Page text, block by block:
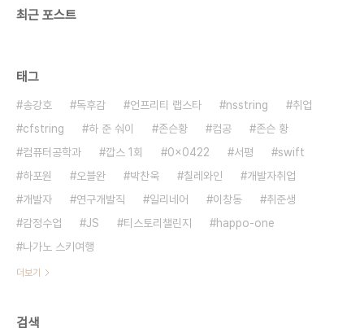
최근 포스트
태그
송강호 독후감 언프리티 랩스타 nsstring
취업
cfstring
하 준 숴이 존슨황 컴공
존슨 황
컴퓨터공학과
깝스 1회 0x0422 서평
swift
하포원
오블완 박찬욱 칠레와인
개발자취업
개발자
연구개발직 일리네어 이창동
취준생
감정수업
JS 티스토리챌린지
happo-one
나가노 스키여행
더보기
검색